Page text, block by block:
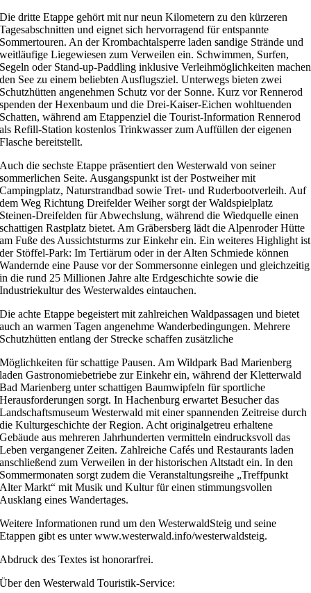
Die dritte Etappe gehört mit nur neun Kilometern zu den kürzeren
Tagesabschnitten und eignet sich hervorragend für entspannte
Sommertouren. An der Krombachtalsperre laden sandige Strände und
weitläufige Liegewiesen zum Verweilen ein. Schwimmen, Surfen,
Segeln oder Stand-up-Paddling inklusive Verleihmöglichkeiten machen
den See zu einem beliebten Ausflugsziel. Unterwegs bieten zwei
Schutzhütten angenehmen Schutz vor der Sonne. Kurz vor Rennerod
spenden der Hexenbaum und die Drei-Kaiser-Eichen wohltuenden
Schatten, während am Etappenziel die Tourist-Information Rennerod
als Refill-Station kostenlos Trinkwasser zum Auffüllen der eigenen
Flasche bereitstellt.
Auch die sechste Etappe präsentiert den Westerwald von seiner
sommerlichen Seite. Ausgangspunkt ist der Postweiher mit
Campingplatz, Naturstrandbad sowie Tret- und Ruderbootverleih. Auf
dem Weg Richtung Dreifelder Weiher sorgt der Waldspielplatz
Steinen-Dreifelden für Abwechslung, während die Wiedquelle einen
schattigen Rastplatz bietet. Am Gräbersberg lädt die Alpenroder Hütte
am Fuße des Aussichtsturms zur Einkehr ein. Ein weiteres Highlight ist
der Stöffel-Park: Im Tertiärum oder in der Alten Schmiede können
Wandernde eine Pause vor der Sommersonne einlegen und gleichzeitig
in die rund 25 Millionen Jahre alte Erdgeschichte sowie die
Industriekultur des Westerwaldes eintauchen.
Die achte Etappe begeistert mit zahlreichen Waldpassagen und bietet
auch an warmen Tagen angenehme Wanderbedingungen. Mehrere
Schutzhütten entlang der Strecke schaffen zusätzliche
Möglichkeiten für schattige Pausen. Am Wildpark Bad Marienberg
laden Gastronomiebetriebe zur Einkehr ein, während der Kletterwald
Bad Marienberg unter schattigen Baumwipfeln für sportliche
Herausforderungen sorgt. In Hachenburg erwartet Besucher das
Landschaftsmuseum Westerwald mit einer spannenden Zeitreise durch
die Kulturgeschichte der Region. Acht originalgetreu erhaltene
Gebäude aus mehreren Jahrhunderten vermitteln eindrucksvoll das
Leben vergangener Zeiten. Zahlreiche Cafés und Restaurants laden
anschließend zum Verweilen in der historischen Altstadt ein. In den
Sommermonaten sorgt zudem die Veranstaltungsreihe „Treffpunkt
Alter Markt“ mit Musik und Kultur für einen stimmungsvollen
Ausklang eines Wandertages.
Weitere Informationen rund um den WesterwaldSteig und seine
Etappen gibt es unter www.westerwald.info/westerwaldsteig.
Abdruck des Textes ist honorarfrei.
Über den Westerwald Touristik-Service: